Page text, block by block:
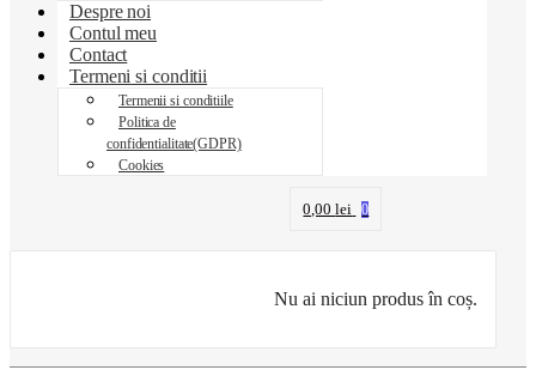
Despre noi
Contul meu
Contact
Termeni si conditii
Termenii si conditiile
Politica de
confidentialitate(GDPR)
Cookies
0,00lei 0
Nu ai niciun produs în coș.